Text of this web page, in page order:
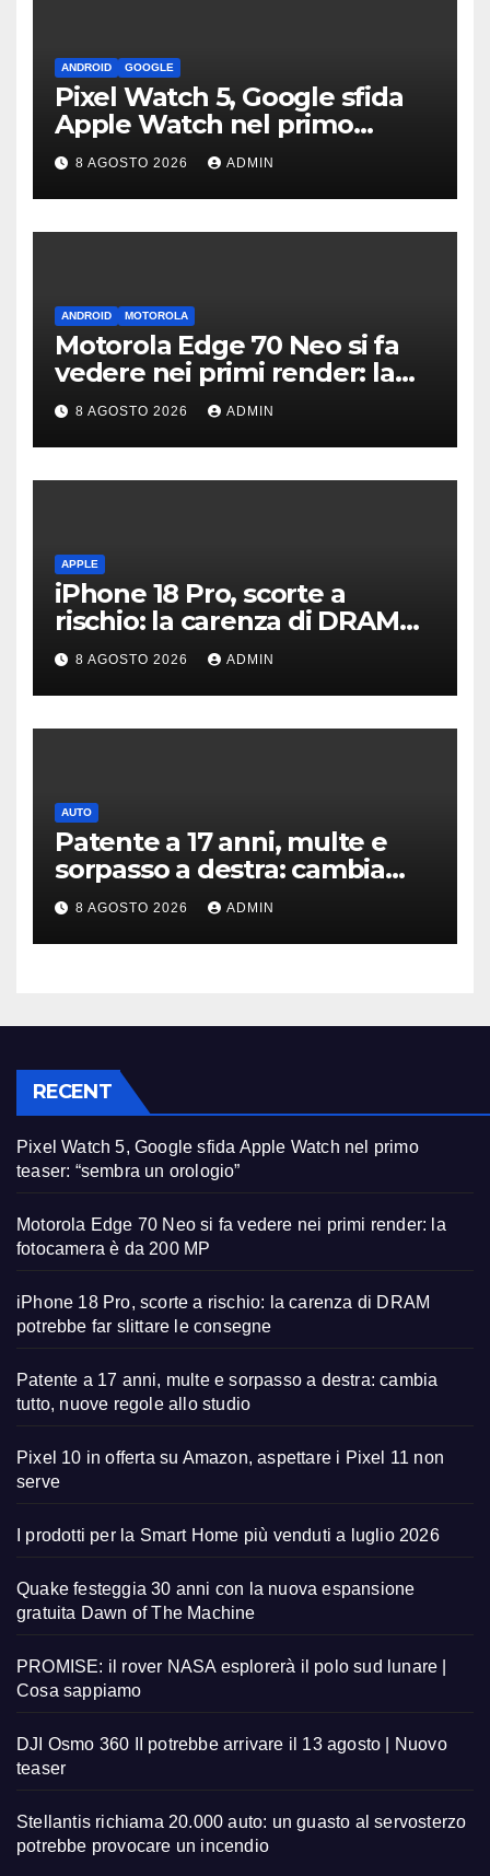
ANDROID GOOGLE
Pixel Watch 5, Google sfida
Apple Watch nel primo
teaser: “sembra un orologio”
8 AGOSTO 2026 ADMIN
ANDROID MOTOROLA
Motorola Edge 70 Neo si fa
vedere nei primi render: la
fotocamera è da 200 MP
8 AGOSTO 2026 ADMIN
APPLE
iPhone 18 Pro, scorte a
rischio: la carenza di DRAM
potrebbe far slittare le
consegne
8 AGOSTO 2026 ADMIN
AUTO
Patente a 17 anni, multe e
sorpasso a destra: cambia
tutto, nuove regole allo
studio
8 AGOSTO 2026 ADMIN
RECENT
Pixel Watch 5, Google sfida Apple Watch nel primo
teaser: “sembra un orologio”
Motorola Edge 70 Neo si fa vedere nei primi render: la
fotocamera è da 200 MP
iPhone 18 Pro, scorte a rischio: la carenza di DRAM
potrebbe far slittare le consegne
Patente a 17 anni, multe e sorpasso a destra: cambia
tutto, nuove regole allo studio
Pixel 10 in offerta su Amazon, aspettare i Pixel 11 non
serve
I prodotti per la Smart Home più venduti a luglio 2026
Quake festeggia 30 anni con la nuova espansione
gratuita Dawn of The Machine
PROMISE: il rover NASA esplorerà il polo sud lunare |
Cosa sappiamo
DJI Osmo 360 II potrebbe arrivare il 13 agosto | Nuovo
teaser
Stellantis richiama 20.000 auto: un guasto al servosterzo
potrebbe provocare un incendio